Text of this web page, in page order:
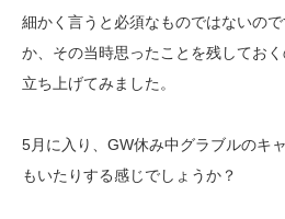
細かく言うと必須なものではないの
か、その当時思ったことを残してお
立ち上げてみました。
5月に入り、GW休み中グラブルのキ
もいたりする感じでしょうか？